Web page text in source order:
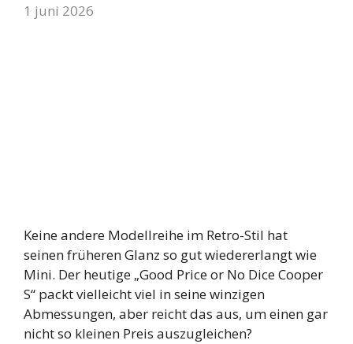
1 juni 2026
Keine andere Modellreihe im Retro-Stil hat
seinen früheren Glanz so gut wiedererlangt wie
Mini. Der heutige „Good Price or No Dice Cooper
S“ packt vielleicht viel in seine winzigen
Abmessungen, aber reicht das aus, um einen gar
nicht so kleinen Preis auszugleichen?